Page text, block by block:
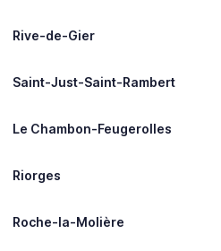
Rive-de-Gier
Saint-Just-Saint-Rambert
Le Chambon-Feugerolles
Riorges
Roche-la-Molière